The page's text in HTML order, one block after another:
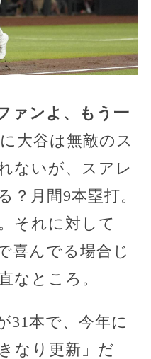
ァンよ、もう一
大谷は無敵のス
ないが、スアレ
？月間9本塁打。
それに対して
喜んでる場合じ
なところ。
31本で、今年に
なり更新」だ